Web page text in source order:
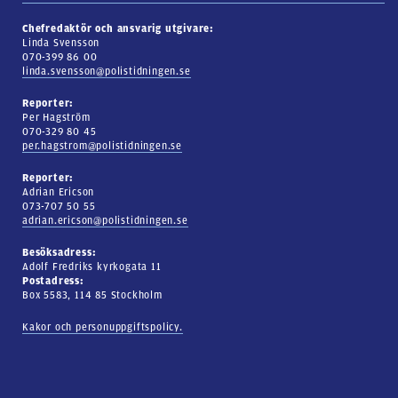
Chefredaktör och ansvarig utgivare:
Linda Svensson
070-399 86 00
linda.svensson@polistidningen.se
Reporter:
Per Hagström
070-329 80 45
per.hagstrom@polistidningen.se
Reporter:
Adrian Ericson
073-707 50 55
adrian.ericson@polistidningen.se
Besöksadress:
Adolf Fredriks kyrkogata 11
Postadress:
Box 5583, 114 85 Stockholm
Kakor och personuppgiftspolicy.